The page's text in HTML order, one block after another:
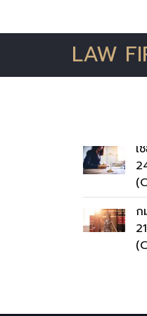
LAW
เ
ก